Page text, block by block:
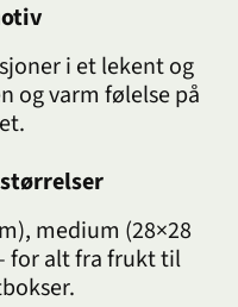
i et lekent og
og varm følelse på
medium (28×28
for alt fra frukt til